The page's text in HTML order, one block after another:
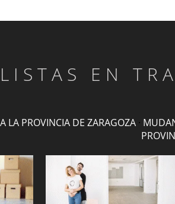
EN
LA PROVINCIA DE ZARAGOZA·